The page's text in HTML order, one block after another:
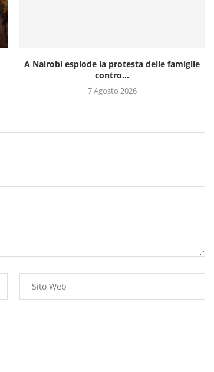
A Nairobi esplode la protesta delle famiglie
contro...
7 Agosto 2026